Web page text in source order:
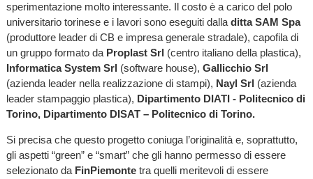
sperimentazione molto interessante. Il costo è a carico del polo
universitario torinese e i lavori sono eseguiti dalla ditta SAM Spa
(produttore leader di CB e impresa generale stradale), capofila di
un gruppo formato daProplast Srl (centro italiano della plastica),
Informatica System Srl (software house), Gallicchio Srl
(azienda leader nella realizzazione di stampi), Nayl Srl (azienda
leader stampaggio plastica), Dipartimento DIATI - Politecnico di
Torino, Dipartimento DISAT – Politecnico di Torino.
Si precisa che questo progetto coniuga l’originalità e, soprattutto,
gli aspetti “green” e “smart” che gli hanno permesso di essere
selezionato da FinPiemonte tra quelli meritevoli di essere